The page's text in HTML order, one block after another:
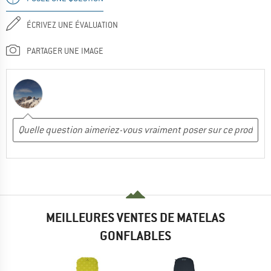
ÉCRIVEZ UNE ÉVALUATION
PARTAGER UNE IMAGE
MEILLEURES VENTES DE MATELAS
GONFLABLES